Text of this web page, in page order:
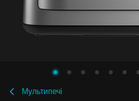
Мультипечі